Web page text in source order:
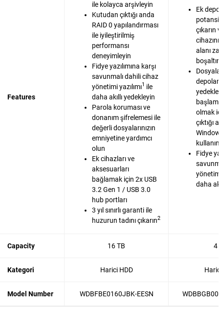
Features
ile kolayca arşivleyin
Kutudan çıktığı anda
RAID 0 yapılandırması
ile iyileştirilmiş
performansı
deneyimleyin
Fidye yazılımına karşı
savunmalı dahili cihaz
yönetimi yazılımı1 ile
daha akıllı yedekleyin
Parola koruması ve
donanım şifrelemesi ile
değerli dosyalarınızın
emniyetine yardımcı
olun
Ek cihazları ve
aksesuarları
bağlamak için 2x USB
3.2 Gen 1 / USB 3.0
hub portları
3 yıl sınırlı garanti ile
huzurun tadını çıkarın2
Ek
çıkarın
alanı
olmak
çıktığı
Fidye
daha
Capacity 16 TB 4
Kategori Harici HDD
Model Number WDBFBE0160JBK-EESN